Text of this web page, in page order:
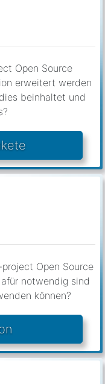
Open Source
erweitert werden
beinhaltet und
Open Source
notwendig sind
können?